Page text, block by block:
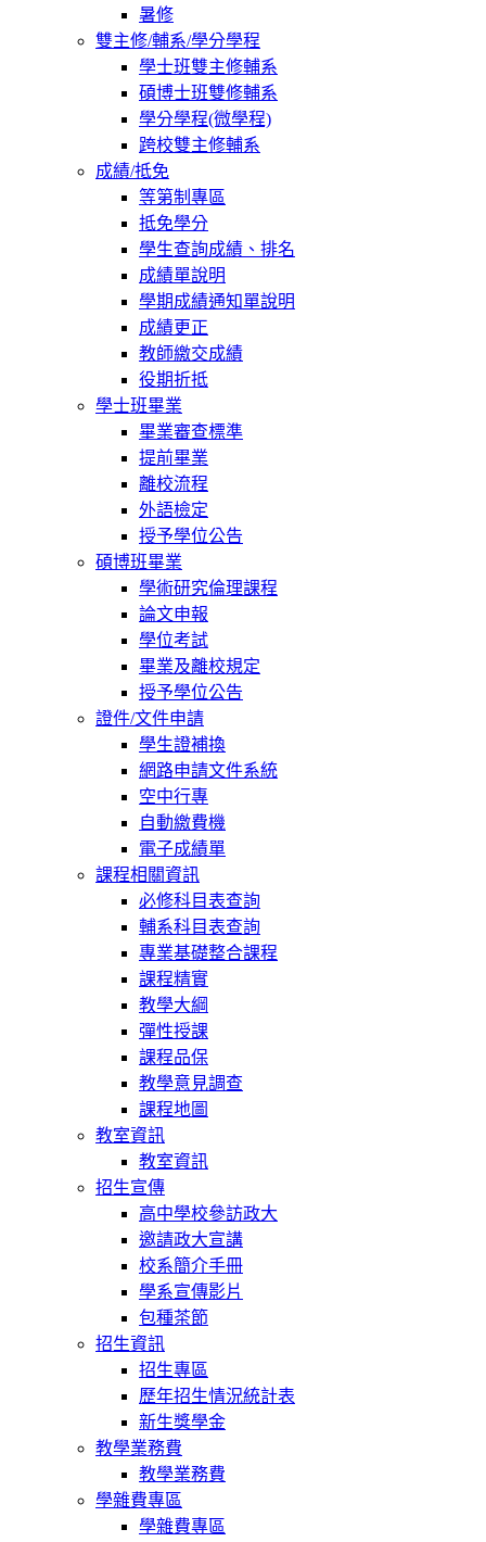
暑修
雙主修/輔系/學分學程
學士班雙主修輔系
碩博士班雙修輔系
學分學程(微學程)
跨校雙主修輔系
成績/抵免
等第制專區
抵免學分
學生查詢成績、排名
成績單說明
學期成績通知單說明
成績更正
教師繳交成績
役期折抵
學士班畢業
畢業審查標準
提前畢業
離校流程
外語檢定
授予學位公告
碩博班畢業
學術研究倫理課程
論文申報
學位考試
畢業及離校規定
授予學位公告
證件/文件申請
學生證補換
網路申請文件系統
空中行專
自動繳費機
電子成績單
課程相關資訊
必修科目表查詢
輔系科目表查詢
專業基礎整合課程
課程精實
教學大綱
彈性授課
課程品保
教學意見調查
課程地圖
教室資訊
教室資訊
招生宣傳
高中學校參訪政大
邀請政大宣講
校系簡介手冊
學系宣傳影片
包種茶節
招生資訊
招生專區
歷年招生情況統計表
新生獎學金
教學業務費
教學業務費
學雜費專區
學雜費專區